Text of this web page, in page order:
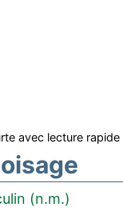
avec lecture rapide
(n.m.)